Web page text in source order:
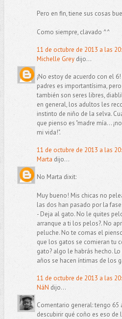
Pero en fin, tiene sus cosas
Como siempre, clavado ^^
11 de octubre de 2013 a las
Michelle Greydijo...
¡No estoy de acuerdo con el
padres es importantísima,
también son seres libres,
en general, los adultos les
instinto de niño de la selva.
que pienso es "madre mía...
mi vida!".
11 de octubre de 2013 a las
Marta dijo...
No Marta dixit:
Muy bueno! Mis chicas no
las dos han pasado por la fase
- Deja al gato. No le quites
arranque a ti los pelos?. No
peluche. No te comas el
que los gatos se comieran tu
gato? algo le habrás hecho.
años se hacen íntimas de los
11 de octubre de 2013 a las
NáN dijo...
Comentario general: tengo 65
descubirir qué coño es eso de